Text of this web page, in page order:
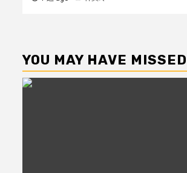
YOU MAY HAVE MISSED